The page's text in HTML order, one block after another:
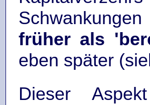
früher als
eben später
Dieser